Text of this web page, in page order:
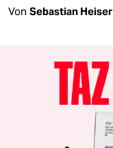
Von Sebastian Heiser